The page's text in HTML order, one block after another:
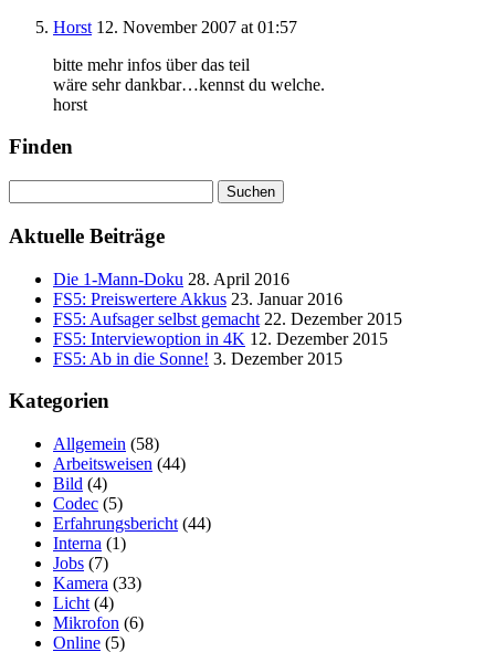
Horst 12. November 2007 at 01:57
bitte mehr infos über das teil
wäre sehr dankbar…kennst du welche.
horst
Finden
nach:
Aktuelle Beiträge
Die 1-Mann-Doku 28. April 2016
FS5: Preiswertere Akkus 23. Januar 2016
FS5: Aufsager selbst gemacht 22. Dezember 2015
FS5: Interviewoption in 4K 12. Dezember 2015
FS5: Ab in die Sonne! 3. Dezember 2015
Kategorien
Allgemein (58)
Arbeitsweisen (44)
Bild (4)
Codec (5)
Erfahrungsbericht (44)
Interna (1)
Jobs (7)
Kamera (33)
Licht (4)
Mikrofon (6)
Online (5)